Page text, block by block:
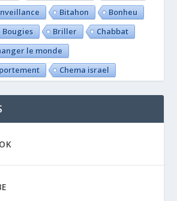
Bitahon
Bonheu
Bougies Briller
Chabbat
le monde
Chema israel